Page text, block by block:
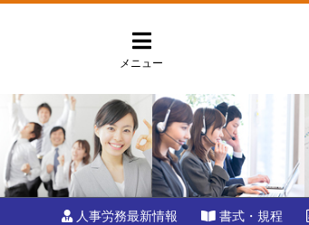
メニュー
人事労務最新情報 書式・規程